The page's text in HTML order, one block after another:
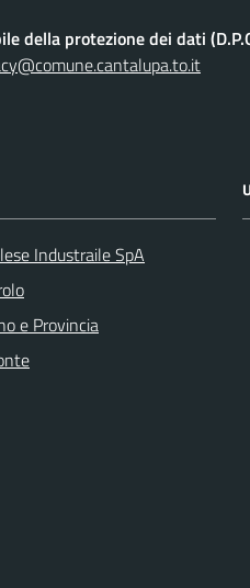
della protezione dei dati
Industraile SpA
e Provincia